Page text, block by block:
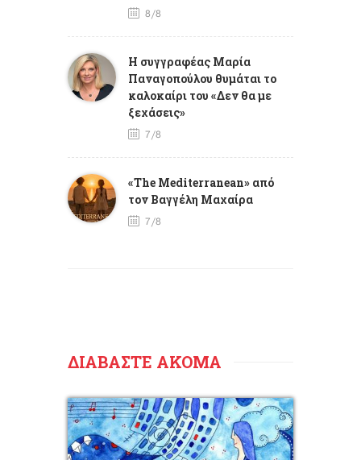
8/8
Η συγγραφέας Μαρία
Παναγοπούλου θυμάται το
καλοκαίρι του «Δεν θα με
ξεχάσεις»
7/8
«The Mediterranean» από
τον Βαγγέλη Μαχαίρα
7/8
ΔΙΑΒΑΣΤΕ ΑΚΟΜΑ